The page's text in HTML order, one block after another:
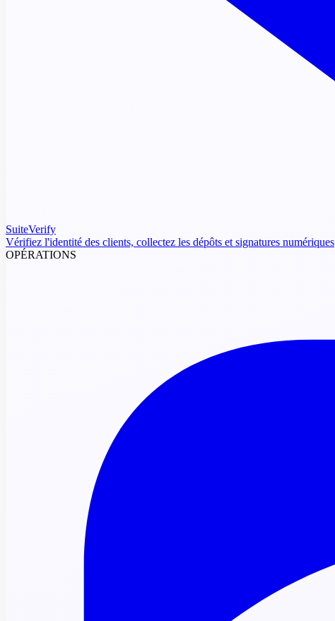
SuiteVerify
Vérifiez l'identité des clients, collectez les dépôts et signatures numériques
OPÉRATIONS